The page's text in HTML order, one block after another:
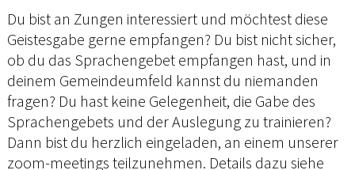
Du bist an Zungen interessiert und möchtest diese
Geistesgabe gerne empfangen? Du bist nicht sicher,
ob du das Sprachengebet empfangen hast, und in
deinem Gemeindeumfeld kannst du niemanden
fragen? Du hast keine Gelegenheit, die Gabe des
Sprachengebets und der Auslegung zu trainieren?
Dann bist du herzlich eingeladen, an einem unserer
zoom-meetings teilzunehmen. Details dazu siehe